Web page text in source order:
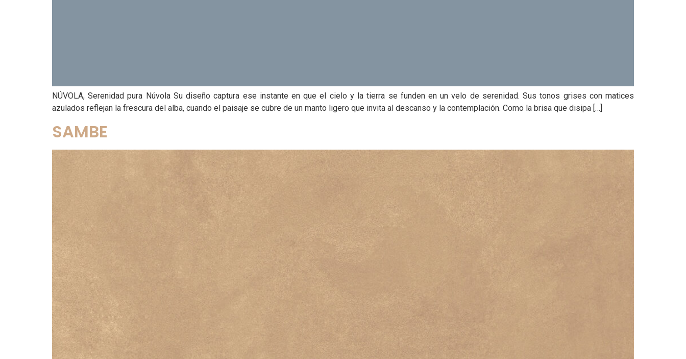
NÚVOLA, Serenidad pura Núvola ​Su diseño captura ese instante en que el cielo y la tierra se funden en un velo de serenidad. Sus tonos grises con matices
azulados reflejan la frescura del alba, cuando el paisaje se cubre de un manto ligero que invita al descanso y la contemplación.​​ Como la brisa que disipa […]
SAMBE